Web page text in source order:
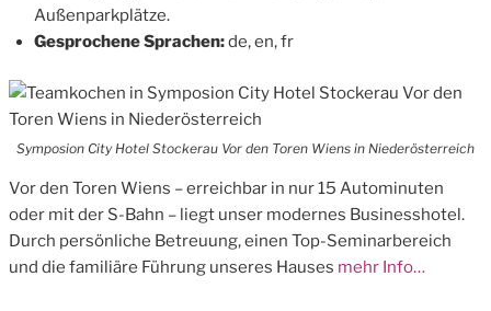
Außenparkplätze.
Gesprochene Sprachen:de, en, fr
Symposion City Hotel Stockerau Vor den Toren Wiens in Niederösterreich
Vor den Toren Wiens – erreichbar in nur 15 Autominuten
oder mit der S-Bahn – liegt unser modernes Businesshotel.
Durch persönliche Betreuung, einen Top-Seminarbereich
und die familiäre Führung unseres Hauses mehr Info…